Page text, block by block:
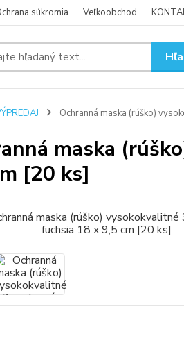
súkromia Veľkoobchod
Ochranná maska (rúško)
maska
[20 ks]